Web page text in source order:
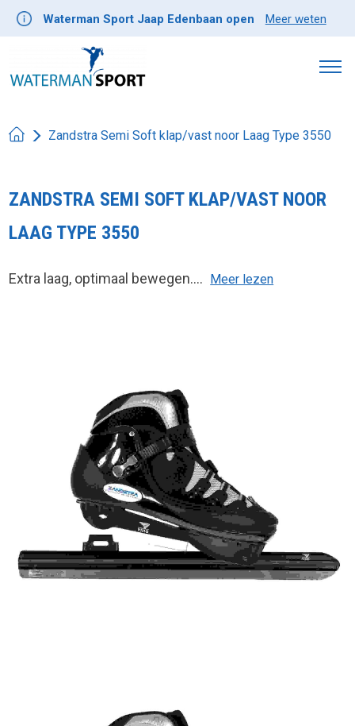
Waterman Sport Jaap Edenbaan open Meer weten
Zandstra Semi Soft klap/vast noor Laag Type 3550
ZANDSTRA SEMI SOFT KLAP/VAST NOOR
LAAG TYPE 3550
Extra laag, optimaal bewegen.... Meer lezen